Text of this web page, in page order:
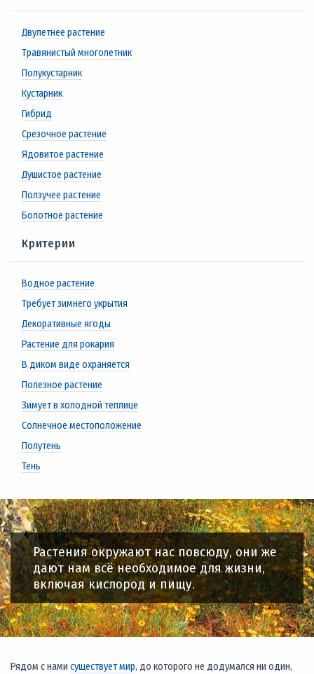
Двулетнее растение
Травянистый многолетник
Полукустарник
Кустарник
Гибрид
Срезочное растение
Ядовитое растение
Душистое растение
Ползучее растение
Болотное растение
Критерии
Водное растение
Требует зимнего укрытия
Декоративные ягоды
Растение для рокария
В диком виде охраняется
Полезное растение
Зимует в холодной теплице
Солнечное местоположение
Полутень
Тень
Растения окружают нас повсюду, они же
дают нам всё необходимое для жизни,
включая кислород и пищу.
Рядом с нами существует мир, до которого не додумался ни один,